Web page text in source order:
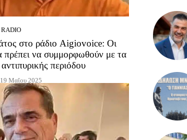
στο ράδιο Aigiovoice: Οι
πρέπει να συμμορφωθούν με τα
περιόδου
19 Μαΐου 2025